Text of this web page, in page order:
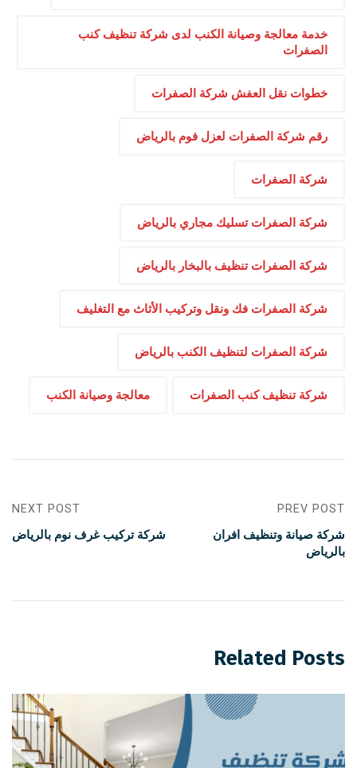
خدمة معالجة وصيانة الكنب لدى شركة تنظيف كنب
الصفرات
خطوات نقل العفش شركة الصفرات
رقم شركة الصفرات لعزل فوم بالرياض
شركة الصفرات
شركة الصفرات تسليك مجاري بالرياض
شركة الصفرات تنظيف بالبخار بالرياض
شركة الصفرات فك ونقل وتركيب الأثاث مع التغليف
شركة الصفرات لتنظيف الكنب بالرياض
شركة تنظيف كنب الصفرات معالجة وصيانة الكنب
PREV POST
شركة صيانة وتنظيف افران
بالرياض
NEXT POST
شركة تركيب غرف نوم بالرياض
Related Posts